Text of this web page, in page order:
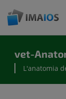
vet-
L'anatomia